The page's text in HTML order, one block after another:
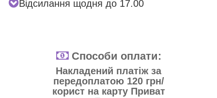
Відсилання щодня до 17.00
Способи оплати:
Накладений платіж за
передоплатою 120 грн/
корист на карту Приват